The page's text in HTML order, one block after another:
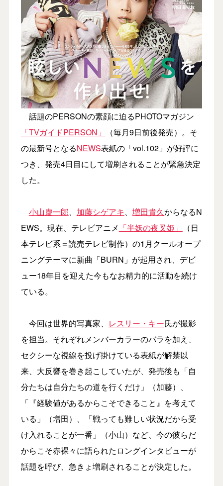
話題のPERSONの素顔に迫るPHOTOマガジン
「TVガイドPERSON」
（毎月9日前後発売）。そ
の最新号となるNEWS表紙の「vol.102」が好評に
つき、発売4日目にして増刷されることが緊急決定
した。
小山慶一郎、 加藤シゲアキ、 増田貴久からなるN
EWS。現在、テレビアニメ 「半妖の夜叉姫」
（日
本テレビ系＝読売テレビ制作）の1月クールオープ
ニングテーマに新曲「BURN」が起用され、デビ
ュー18年目を迎えた今もなお精力的に活動を続け
ている。
今回は世界的写真家、 レスリー・キー氏が撮影
を担当。それぞれメンバーカラーのバラを加え、
セクシーな視線を投げ掛けている表紙が解禁以
来、大反響を巻き起こしていたが、発売後も「自
分たちは自分たちの道を行くだけ」（加藤）、
「『経験値があるからこそできること』を考えて
いる」（増田）、「戦っても難しい状況だから受
け入れることが一番」（小山）など、今の彼らだ
からこそ赤裸々に語られたロングインタビューが
話題を呼び、急きょ増刷されることが決定した。